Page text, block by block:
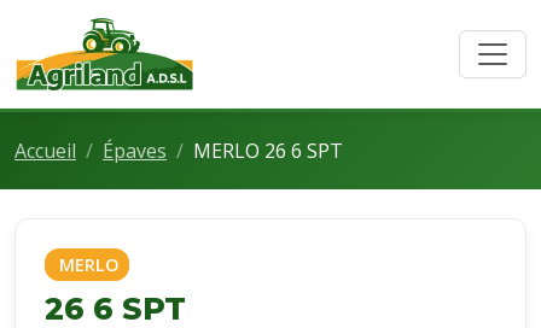
Accueil Épaves MERLO 26 6 SPT
MERLO
26 6 SPT